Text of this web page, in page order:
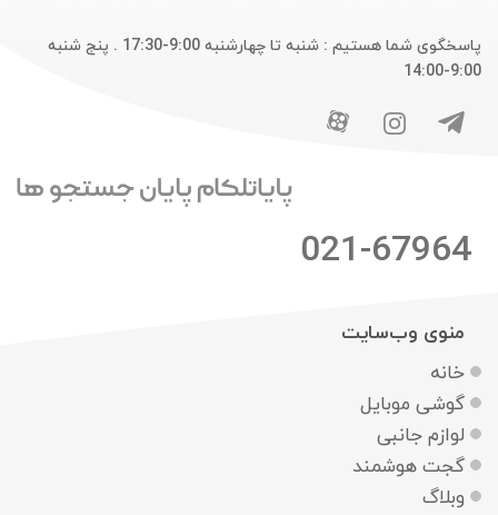
پاسخگوی شما هستیم : شنبه تا چهارشنبه 9:00-17:30 . پنج شنبه
9:00-14:00
021-67964
منوی وب‌سایت
خانه
گوشی موبایل
لوازم جانبی
گجت هوشمند
وبلاگ